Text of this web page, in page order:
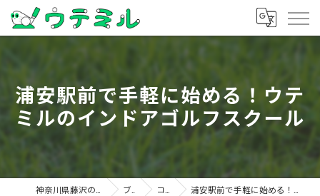
浦安駅前で手軽に始める！ウテ
ミルのインドアゴルフスクール
ブログ コラム 浦安駅前で手軽に始める！ウテミルのインドアゴルフスクール